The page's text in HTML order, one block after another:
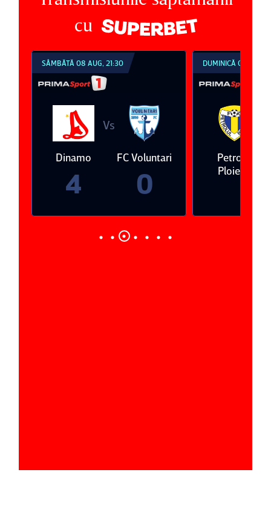
cu
FC Voluntari
DUMINICĂ 09 AUG, 18:30
Petrolul
Vs
Oţelul Galaţi